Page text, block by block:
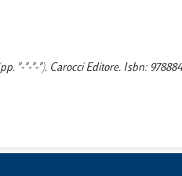
"-"-"-"). Carocci Editore. Isbn: